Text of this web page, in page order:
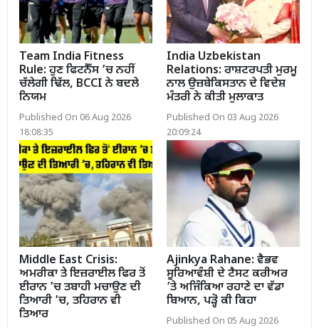
Team India Fitness
Rule: ਹੁਣ ਫਿਟਨੈੱਸ ’ਚ ਨਹੀਂ
ਚੱਲੇਗੀ ਢਿੱਲ, BCCI ਨੇ ਬਦਲੇ
ਨਿਯਮ
Published On 06 Aug 2026
18:08:35
India Uzbekistan
Relations: ਰਾਸ਼ਟਰਪਤੀ ਮੁਰਮੂ
ਨਾਲ ਉਜ਼ਬੇਕਿਸਤਾਨ ਦੇ ਵਿਦੇਸ਼
ਮੰਤਰੀ ਨੇ ਕੀਤੀ ਮੁਲਾਕਾਤ
Published On 03 Aug 2026
20:09:24
Middle East Crisis:
ਅਮਰੀਕਾ ਤੇ ਇਜ਼ਰਾਈਲ ਫਿਰ ਤੋਂ
ਈਰਾਨ ’ਚ ਤਬਾਹੀ ਮਚਾਉਣ ਦੀ
ਤਿਆਰੀ ’ਚ, ਤਹਿਰਾਨ ਵੀ
ਤਿਆਰ
Ajinkya Rahane: ਵੈਭਵ
ਸੂਰਿਆਵੰਸ਼ੀ ਦੇ ਟੈਸਟ ਕਰੀਅਰ
’ਤੇ ਅਜਿੰਕਿਆ ਰਹਾਣੇ ਦਾ ਵੱਡਾ
ਬਿਆਨ, ਪੜ੍ਹੋ ਕੀ ਕਿਹਾ
Published On 05 Aug 2026